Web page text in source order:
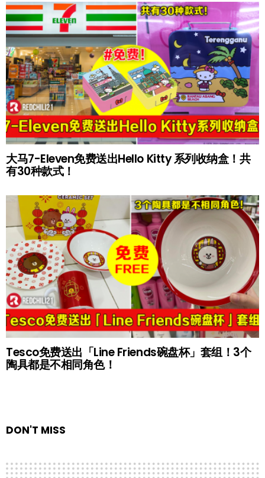
大马7-Eleven免费送出Hello Kitty 系列收纳盒！共
有30种款式！
Tesco免费送出「Line Friends碗盘杯」套组！3个
陶具都是不相同角色！
DON'T MISS